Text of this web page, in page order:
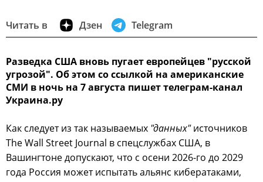
Читать в Дзен Telegram
Разведка США вновь пугает европейцев "русской
угрозой". Об этом со ссылкой на американские
СМИ в ночь на 7 августа пишет телеграм-канал
Украина.ру
Как следует из так называемых "данных"источников
The Wall Street Journal в спецслужбах США, в
Вашингтоне допускают, что с осени 2026-го до 2029
года Россия может испытать альянс кибератаками,